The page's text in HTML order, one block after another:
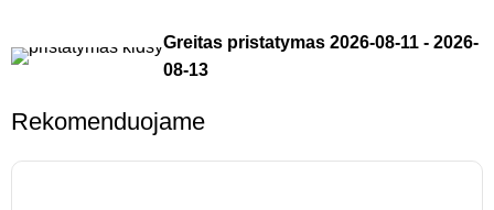
Greitas pristatymas2026-08-11 -2026-
08-13
Rekomenduojame